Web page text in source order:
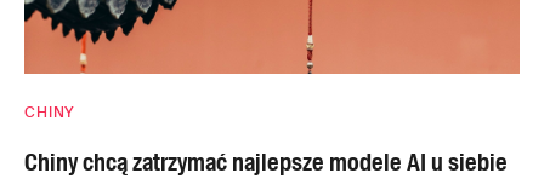
CHINY
Chiny chcą zatrzymać najlepsze modele AI u siebie